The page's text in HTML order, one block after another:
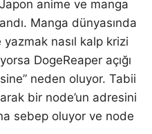
anime ve manga
Manga dünyasında
nasıl kalp krizi
DogeReaper açığı
neden oluyor. Tabii
bir node’un adresini
sebep oluyor ve node